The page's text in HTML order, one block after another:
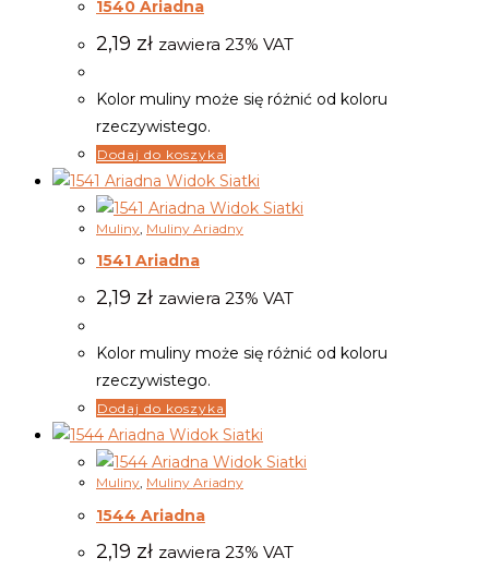
1540 Ariadna
2,19 zł zawiera 23% VAT
Kolor muliny może się różnić od koloru
rzeczywistego.
Dodaj do koszyka
Widok Siatki
Widok Siatki
Muliny Muliny Ariadny
1541 Ariadna
2,19 zł zawiera 23% VAT
Kolor muliny może się różnić od koloru
rzeczywistego.
Dodaj do koszyka
Widok Siatki
Widok Siatki
Muliny, Muliny Ariadny
1544 Ariadna
2,19 zł zawiera 23% VAT